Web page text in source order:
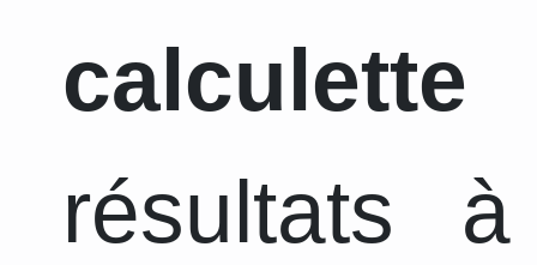
calculette
résultats